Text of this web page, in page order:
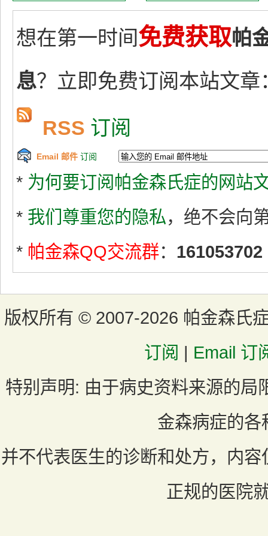
想在第一时间免费获取帕
息？立即免费订阅本站文章
RSS 订阅
Email 邮件 订阅
* 为何要订阅帕金森氏症的网站
* 我们尊重您的隐私，绝不会向
* 帕金森QQ交流群： 161053702
版权所有 © 2007-2026 帕金森氏
订阅 | Email 订
特别声明: 由于病史资料来源的局
金森病症的各
并不代表医生的诊断和处方，内
正规的医院